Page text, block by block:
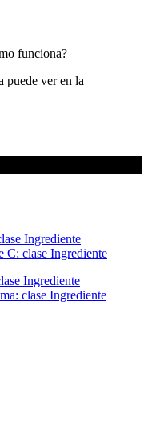
funciona?
puede ver en la
C: clase Ingrediente
clase Ingrediente